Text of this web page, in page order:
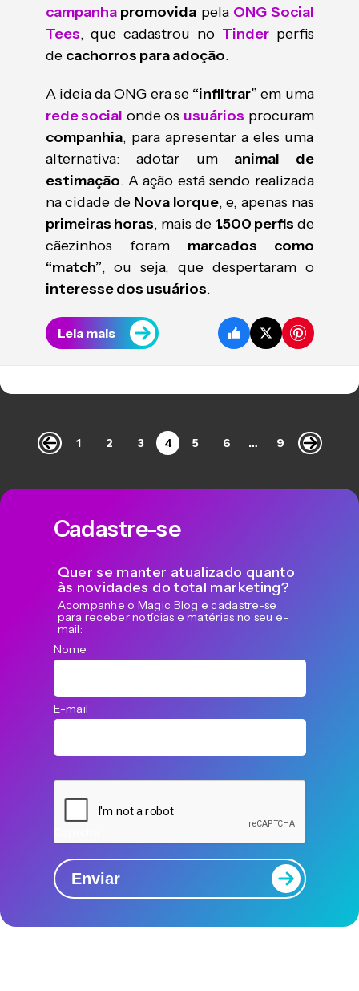
campanhapromovida pela ONG Social
Tees, que cadastrou no Tinderperfis
de cachorros para adoção.
A ideia da ONG era se “infiltrar” em uma
rede social onde os usuários procuram
companhia, para apresentar a eles uma
alternativa: adotar um animal de
estimação. A ação está sendo realizada
na cidade de Nova Iorque, e, apenas nas
primeiras horas, mais de 1.500 perfis de
cãezinhos foram marcados como
“match”, ou seja, que despertaram o
interesse dos usuários.
Leia mais
1 2 3 4 5 6 … 9
Cadastre-se
Quer se manter atualizado quanto
às novidades do total marketing?
Acompanhe o Magic Blog e cadastre-se
para receber notícias e matérias no seu e-
mail:
Nome
E-mail
Enviar